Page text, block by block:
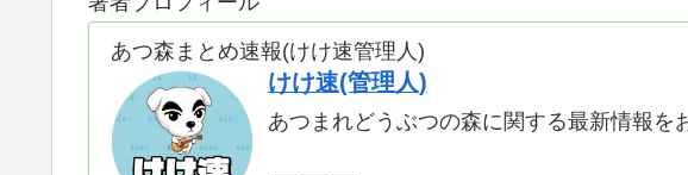
あつ森まとめ速報(けけ速管理人)
けけ速(管理人)
あつまれどうぶつの森に関する最新情報を